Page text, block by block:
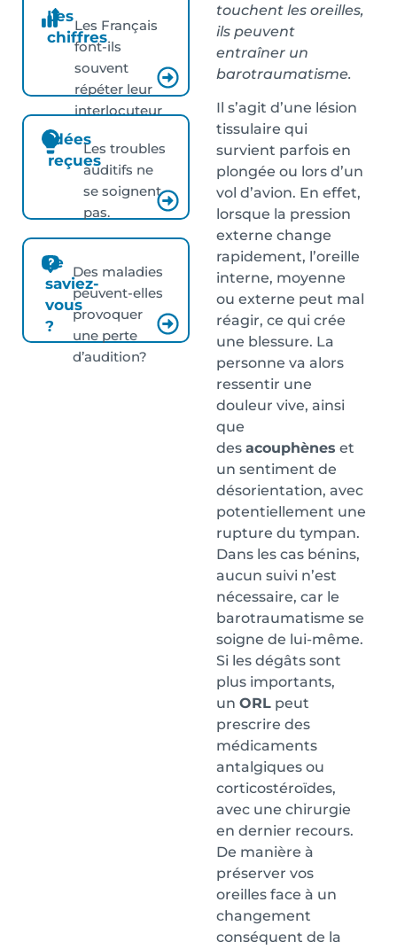
Les
chiffres
Les Français
font-ils
souvent
répéter leur
interlocuteur
?
Idées
reçues
Les troubles
auditifs ne
se soignent
pas.
Le
saviez-
vous
?
Des maladies
peuvent-elles
provoquer
une perte
d’audition?
touchent les oreilles,
ils peuvent
entraîner un
barotraumatisme.
Il s’agit d’une lésion
tissulaire qui
survient parfois en
plongée ou lors d’un
vol d’avion. En effet,
lorsque la pression
externe change
rapidement, l’oreille
interne, moyenne
ou externe peut mal
réagir, ce qui crée
une blessure. La
personne va alors
ressentir une
douleur vive, ainsi
que
des acouphènes et
un sentiment de
désorientation, avec
potentiellement une
rupture du tympan.
Dans les cas bénins,
aucun suivi n’est
nécessaire, car le
barotraumatisme se
soigne de lui-même.
Si les dégâts sont
plus importants,
un ORL peut
prescrire des
médicaments
antalgiques ou
corticostéroïdes,
avec une chirurgie
en dernier recours.
De manière à
préserver vos
oreilles face à un
changement
conséquent de la